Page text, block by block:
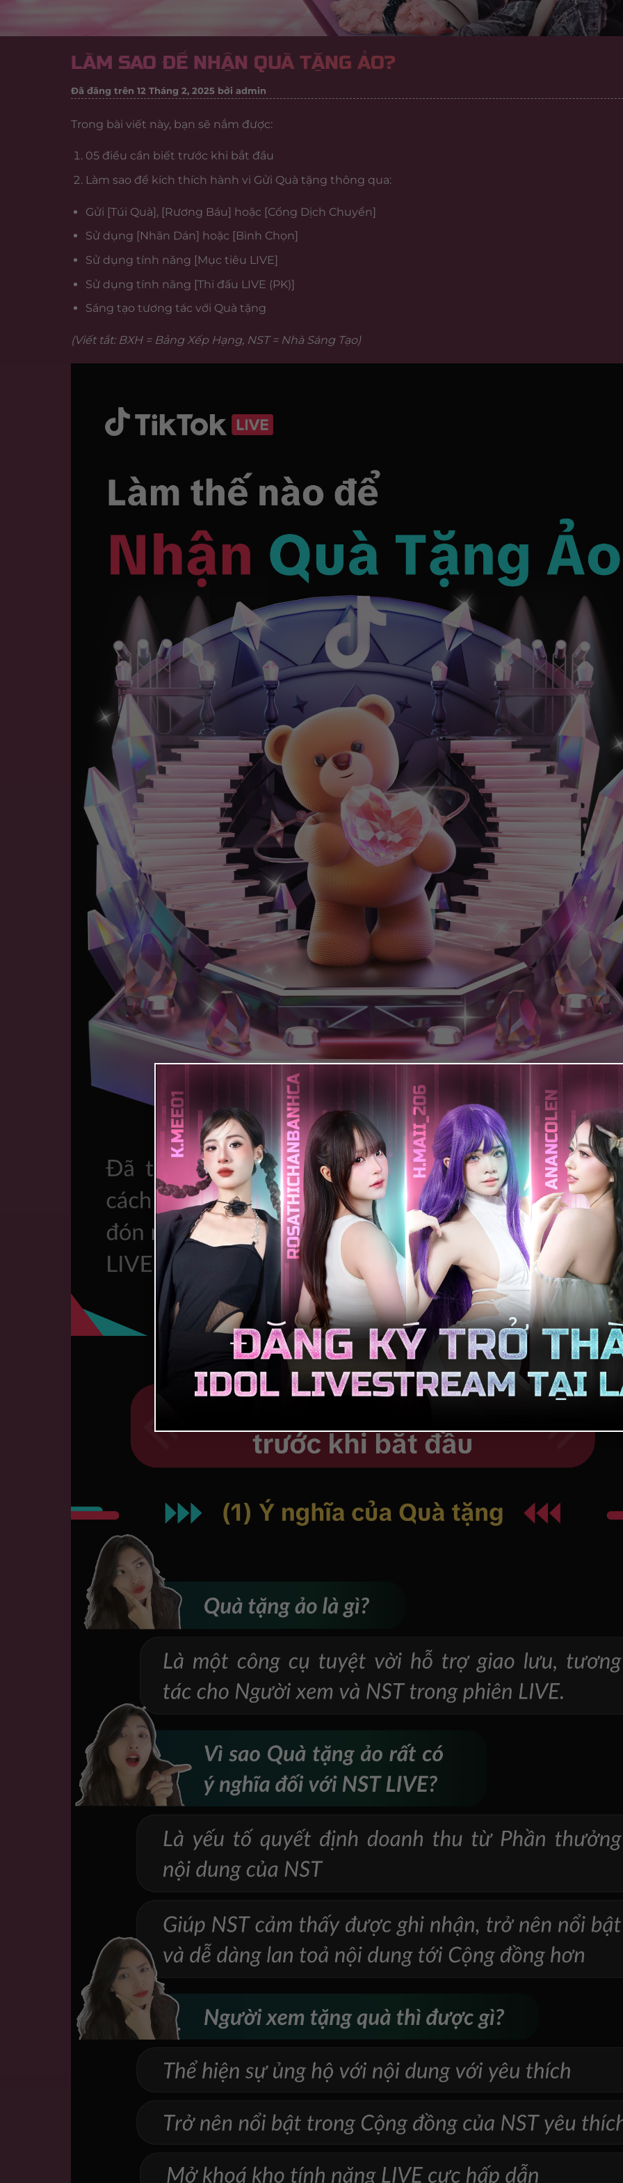
LÀM SAO ĐỂ NHẬN QUÀ TẶNG ẢO?
Đã đăng trên 12 Tháng 2, 2025 bởi admin
Trong bài viết này, bạn sẽ nắm được:
05 điều cần biết trước khi bắt đầu
Làm sao để kích thích hành vi Gửi Quà tặng thông qua:
Gửi [Túi Quà], [Rương Báu] hoặc [Cổng Dịch Chuyển]
Sử dụng [Nhãn Dán] hoặc [Bình Chọn]
Sử dụng tính năng [Mục tiêu LIVE]
Sử dụng tính năng [Thi đấu LIVE (PK)]
Sáng tạo tương tác với Quà tặng
(Viết tắt: BXH = Bảng Xếp Hạng, NST = Nhà Sáng Tạo)